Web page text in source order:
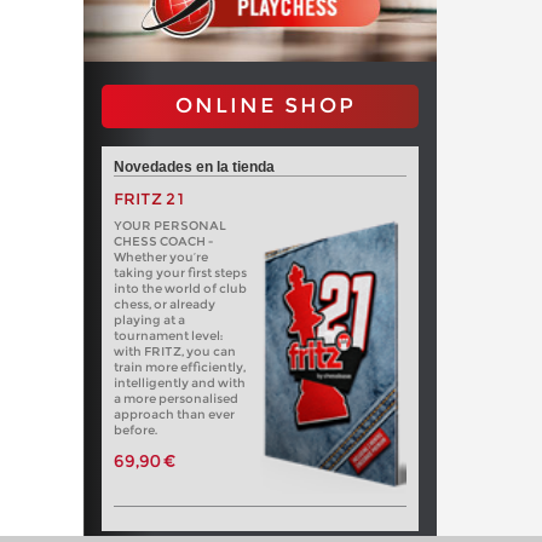
ONLINE SHOP
Novedades en la tienda
FRITZ 21
YOUR PERSONAL
CHESS COACH -
Whether you’re
taking your first steps
into the world of club
chess, or already
playing at a
tournament level:
with FRITZ, you can
train more efficiently,
intelligently and with
a more personalised
approach than ever
before.
69,90 €